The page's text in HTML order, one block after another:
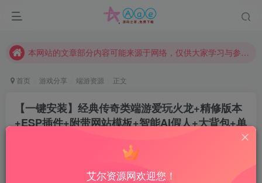
现在赞助会员享受专属折扣，详情点击此条公告。
本网站的文章部分内容可能来源于网络，仅供大家学习与参考，如有侵权，请联系站长QQ466107887进行删除处理。
首页 游戏分享 端游资源 正文
【一键安装】经典传奇类端游爱玩火龙+精修版本
+ESP插件+附带网站模板+智能AI假人+大背包+单
艾尔资源网欢迎您！